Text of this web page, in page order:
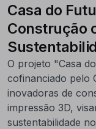
Casa do
Construção
O projeto "Casa
cofinanciado pelo
inovadoras de
impressão 3D,
sustentabilidade